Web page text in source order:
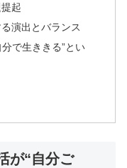
起
演出とバランス
で生ききる”とい
が“自分ご